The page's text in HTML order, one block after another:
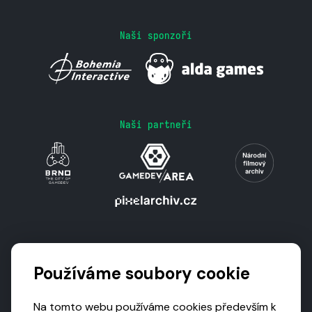
Naši sponzoři
Naši partneři
Používáme soubory cookie
Na tomto webu používáme cookies především k